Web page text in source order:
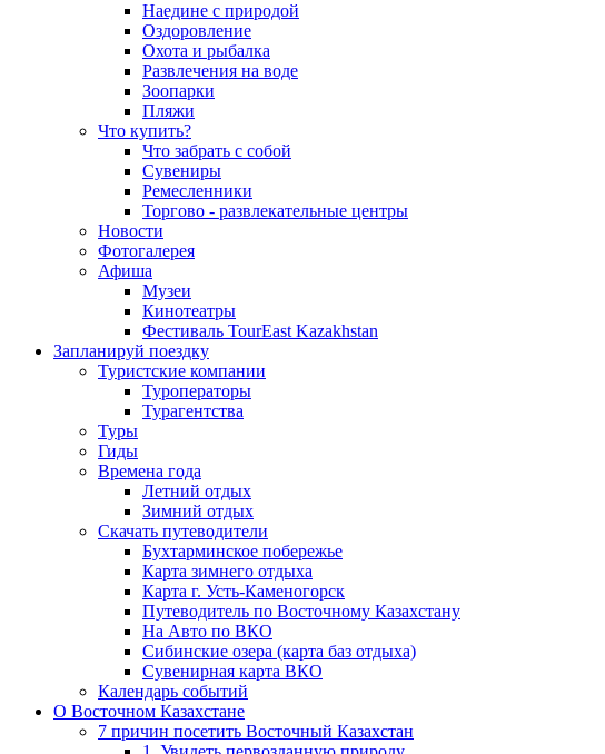
Наедине с природой
Оздоровление
Охота и рыбалка
Развлечения на воде
Зоопарки
Пляжи
Что купить?
Что забрать с собой
Сувениры
Ремесленники
Торгово - развлекательные центры
Новости
Фотогалерея
Афиша
Музеи
Кинотеатры
Фестиваль TourEast Kazakhstan
Запланируй поездку
Туристские компании
Туроператоры
Турагентства
Туры
Гиды
Времена года
Летний отдых
Зимний отдых
Скачать путеводители
Бухтарминское побережье
Карта зимнего отдыха
Карта г. Усть-Каменогорск
Путеводитель по Восточному Казахстану
На Авто по ВКО
Сибинские озера (карта баз отдыха)
Сувенирная карта ВКО
Календарь событий
О Восточном Казахстане
7 причин посетить Восточный Казахстан